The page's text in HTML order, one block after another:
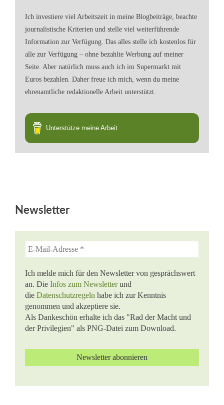
Ich investiere viel Arbeitszeit in meine Blogbeiträge, beachte
journalistische Kriterien und stelle viel weiterführende
Information zur Verfügung. Das alles stelle ich kostenlos für
alle zur Verfügung – ohne bezahlte Werbung auf meiner
Seite. Aber natürlich muss auch ich im Supermarkt mit
Euros bezahlen. Daher freue ich mich, wenn du meine
ehrenamtliche redaktionelle Arbeit unterstützt.
Unterstütze meine Arbeit
Newsletter
Ich melde mich für den Newsletter von gesprächswert
an. Die Infos zum Newsletterund
die Datenschutzregeln habe ich zur Kenntnis
genommen und akzeptiere sie.
Als Dankeschön erhalte ich das "Rad der Macht und
der Privilegien" als PNG-Datei zum Download.